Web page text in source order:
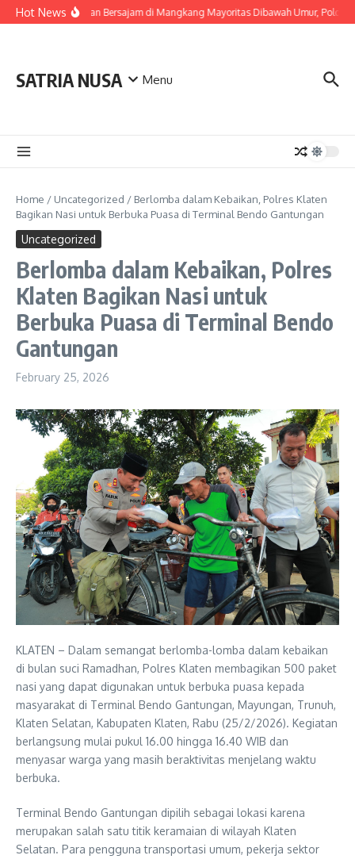
Skip to content
Hot News
Pelaku Tawuran Bersajam di Mangkang Mayoritas Dibawah Umur, Polda
SATRIA NUSA Menu
Home / Uncategorized / Berlomba dalam Kebaikan, Polres Klaten
Bagikan Nasi untuk Berbuka Puasa di Terminal Bendo Gantungan
Uncategorized
Berlomba dalam Kebaikan, Polres
Klaten Bagikan Nasi untuk
Berbuka Puasa di Terminal Bendo
Gantungan
February 25, 2026
KLATEN – Dalam semangat berlomba-lomba dalam kebaikan
di bulan suci Ramadhan, Polres Klaten membagikan 500 paket
nasi yang dapat digunakan untuk berbuka puasa kepada
masyarakat di Terminal Bendo Gantungan, Mayungan, Trunuh,
Klaten Selatan, Kabupaten Klaten, Rabu (25/2/2026). Kegiatan
berlangsung mulai pukul 16.00 hingga 16.40 WIB dan
menyasar warga yang masih beraktivitas menjelang waktu
berbuka.
Terminal Bendo Gantungan dipilih sebagai lokasi karena
merupakan salah satu titik keramaian di wilayah Klaten
Selatan. Para pengguna transportasi umum, pekerja sektor